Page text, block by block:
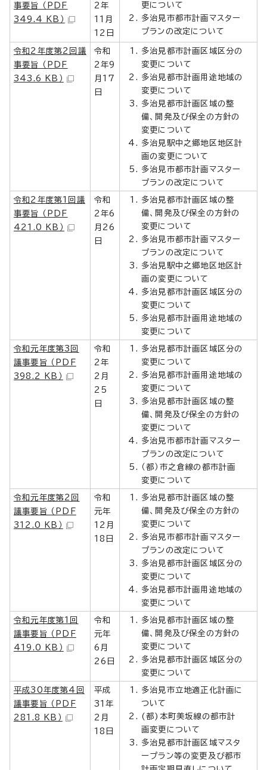
事要旨 （PDF
349.4 KB）
2年
11月
12日
更について
多治見市都市計画マスター
プランの改定について
令和2年度第2回議
事要旨 （PDF
343.6 KB）
令和
2年9
月17
日
多治見都市計画区域区分の
変更について
多治見都市計画用途地域の
変更について
多治見都市計画区域の整
備、開発及び保全の方針の
変更について
多治見駅中之郷地区地区計
画の変更について
多治見市都市計画マスター
プランの改定について
令和2年度第1回議
事要旨 （PDF
421.0 KB）
令和
2年6
月26
日
多治見都市計画区域の整
備、開発及び保全の方針の
変更について
多治見市都市計画マスター
プランの改定について
多治見駅中之郷地区地区計
画の変更について
多治見都市計画区域区分の
変更について
多治見都市計画用途地域の
変更について
令和元年度第3回
議事要旨 （PDF
398.2 KB）
令和
2年
2月
25
日
多治見都市計画区域区分の
変更について
多治見都市計画用途地域の
変更について
多治見都市計画区域の整
備、開発及び保全の方針の
変更について
多治見市都市計画マスター
プランの改定について
（都）市之倉線の都市計画
変更について
令和元年度第2回
議事要旨 （PDF
312.0 KB）
令和
元年
12月
18日
多治見都市計画区域の整
備、開発及び保全の方針の
変更について
多治見市都市計画マスター
プランの改定について
多治見都市計画区域区分の
変更について
多治見都市計画用途地域の
変更について
令和元年度第1回
議事要旨 （PDF
419.0 KB）
令和
元年
6月
26日
多治見都市計画区域の整
備、開発及び保全の方針の
変更について
多治見都市計画区域区分の
変更について
平成30年度第4回
議事要旨 （PDF
281.8 KB）
平成
31年
2月
18日
多治見市立地適正化計画に
ついて
(都)本町美坂線の都市計
画変更について
多治見都市計画区域マスタ
ープラン等の変更及び都市